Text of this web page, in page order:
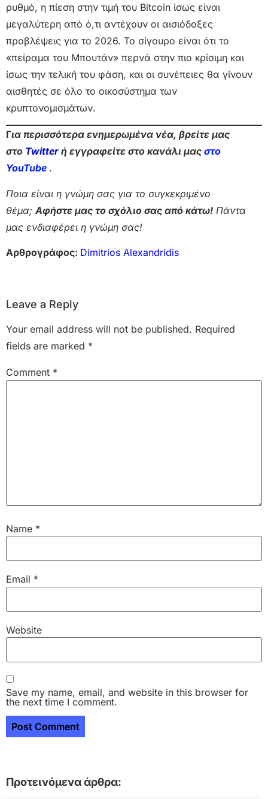
ρυθμό, η πίεση στην τιμή του Bitcoin ίσως είναι
μεγαλύτερη από ό,τι αντέχουν οι αισιόδοξες
προβλέψεις για το 2026. Το σίγουρο είναι ότι το
«πείραμα του Μπουτάν» περνά στην πιο κρίσιμη και
ίσως την τελική του φάση, και οι συνέπειες θα γίνουν
αισθητές σε όλο το οικοσύστημα των
κρυπτονομισμάτων.
Για περισσότερα ενημερωμένα νέα, βρείτε μας
στο Twitter ή εγγραφείτε στο κανάλι μας στο
YouTube .
Ποια είναι η γνώμη σας για το συγκεκριμένο
θέμα; Αφήστε μας το σχόλιο σας από κάτω! Πάντα
μας ενδιαφέρει η γνώμη σας!
Αρθρογράφος: Dimitrios Alexandridis
Leave a Reply
Your email address will not be published. Required
fields are marked *
Comment *
Name *
Email *
Website
Save my name, email, and website in this browser for
the next time I comment.
Προτεινόμενα άρθρα: